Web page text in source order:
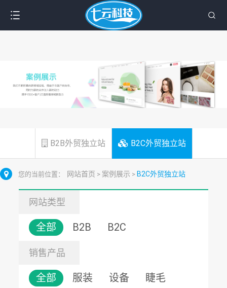
B2B外贸独立站 B2C外贸独立站
您的当前位置： 网站首页 > 案例展示 > B2C外贸独立站
网站类型
全部 B2B B2C
销售产品
全部 服装 设备
睫毛